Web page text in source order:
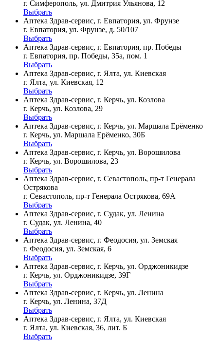
г. Симферополь, ул. Дмитрия Ульянова, 12
Выбрать
Аптека Здрав-сервис, г. Евпатория, ул. Фрунзе
г. Евпатория, ул. Фрунзе, д. 50/107
Выбрать
Аптека Здрав-сервис, г. Евпатория, пр. Победы
г. Евпатория, пр. Победы, 35а, пом. 1
Выбрать
Аптека Здрав-сервис, г. Ялта, ул. Киевская
г. Ялта, ул. Киевская, 12
Выбрать
Аптека Здрав-сервис, г. Керчь, ул. Козлова
г. Керчь, ул. Козлова, 29
Выбрать
Аптека Здрав-сервис, г. Керчь, ул. Маршала Ерёменко
г. Керчь, ул. Маршала Ерёменко, 30Б
Выбрать
Аптека Здрав-сервис, г. Керчь, ул. Ворошилова
г. Керчь, ул. Ворошилова, 23
Выбрать
Аптека Здрав-сервис, г. Севастополь, пр-т Генерала
Острякова
г. Севастополь, пр-т Генерала Острякова, 69А
Выбрать
Аптека Здрав-сервис, г. Судак, ул. Ленина
г. Судак, ул. Ленина, 40
Выбрать
Аптека Здрав-сервис, г. Феодосия, ул. Земская
г. Феодосия, ул. Земская, 6
Выбрать
Аптека Здрав-сервис, г. Керчь, ул. Орджоникидзе
г. Керчь, ул. Орджоникидзе, 39Г
Выбрать
Аптека Здрав-сервис, г. Керчь, ул. Ленина
г. Керчь, ул. Ленина, 37Д
Выбрать
Аптека Здрав-сервис, г. Ялта, ул. Киевская
г. Ялта, ул. Киевская, 36, лит. Б
Выбрать